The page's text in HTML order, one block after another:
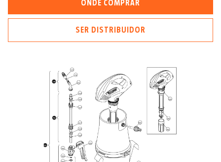
ONDE COMPRAR
SER DISTRIBUIDOR